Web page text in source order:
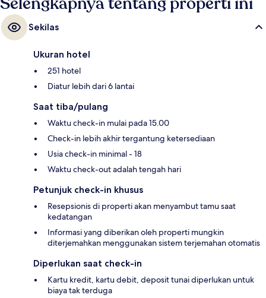
Sekilas
Ukuran hotel
251 hotel
Diatur lebih dari 6 lantai
Saat tiba/pulang
Waktu check-in mulai pada 15.00
Check-in lebih akhir tergantung ketersediaan
Usia check-in minimal - 18
Waktu check-out adalah tengah hari
Petunjuk check-in khusus
Resepsionis di properti akan menyambut tamu saat
kedatangan
Informasi yang diberikan oleh properti mungkin
diterjemahkan menggunakan sistem terjemahan otomatis
Diperlukan saat check-in
Kartu kredit, kartu debit, deposit tunai diperlukan untuk
biaya tak terduga